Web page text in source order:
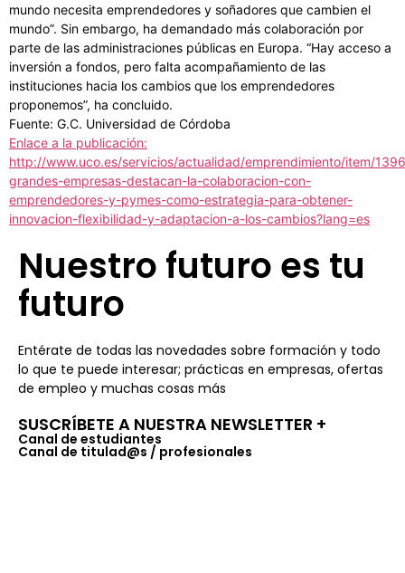
mundo necesita emprendedores y soñadores que cambien el
mundo”. Sin embargo, ha demandado más colaboración por
parte de las administraciones públicas en Europa. “Hay acceso a
inversión a fondos, pero falta acompañamiento de las
instituciones hacia los cambios que los emprendedores
proponemos”, ha concluido.
Fuente: G.C. Universidad de Córdoba
Enlace a la publicación:
http://www.uco.es/servicios/actualidad/emprendimiento/item/
grandes-empresas-destacan-la-colaboracion-con-
emprendedores-y-pymes-como-estrategia-para-obtener-
innovacion-flexibilidad-y-adaptacion-a-los-cambios?lang=es
Nuestro futuro es tu
futuro
Entérate de todas las novedades sobre formación y todo
lo que te puede interesar; prácticas en empresas, ofertas
de empleo y muchas cosas más
SUSCRÍBETE A NUESTRA NEWSLETTER +​
Canal de estudiantes
Canal de titulad@s / profesionales